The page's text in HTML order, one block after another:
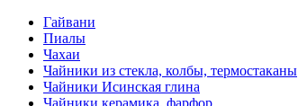
Гайвани
Пиалы
Чахаи
Чайники из стекла, колбы, термостаканы
Чайники Исинская глина
Чайники керамика, фарфор